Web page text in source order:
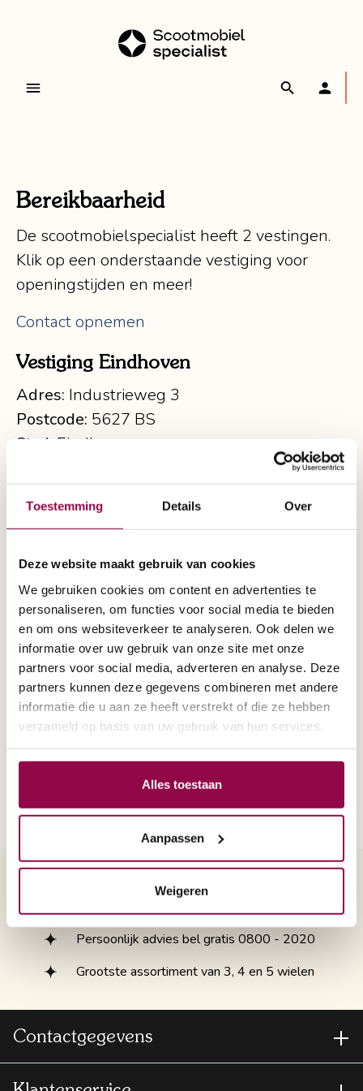
Toestemming Details Over
Deze website maakt gebruik van cookies
We gebruiken cookies om content en advertenties te
personaliseren, om functies voor social media te bieden
en om ons websiteverkeer te analyseren. Ook delen we
informatie over uw gebruik van onze site met onze
partners voor social media, adverteren en analyse. Deze
partners kunnen deze gegevens combineren met andere
informatie die u aan ze heeft verstrekt of die ze hebben
verzameld op basis van uw gebruik van hun services.
Alles toestaan
Aanpassen
Weigeren
Bereikbaarheid
De scootmobielspecialist heeft 2 vestingen.
Klik op een onderstaande vestiging voor
openingstijden en meer!
Contact opnemen
Vestiging Eindhoven
Adres: Industrieweg 3
Postcode: 5627 BS
Stad: Eindhoven
040 - 256 77 00
info@scootmobielspecialist.nl
Postcode:6541DN
Stad: Nijmegen
024 – 22 00 112
nijmegen@scootmobielspecialist.nl
Wilt u de ScootmobielSpecialist een vraag
stellen? Dan kunt u GRATIS bellen:0800 -
Volledige ondersteuning bij uw PGB-
Persoonlijk advies bel gratis 0800 - 2020
Grootste assortiment van 3, 4 en 5 wielen
Contactgegevens